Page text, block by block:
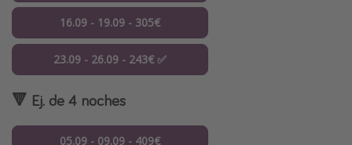
16.09 - 19.09 - 305€
23.09 - 26.09 - 243€ ✅
🔻 Ej. de 4 noches
05.09 - 09.09 - 409€